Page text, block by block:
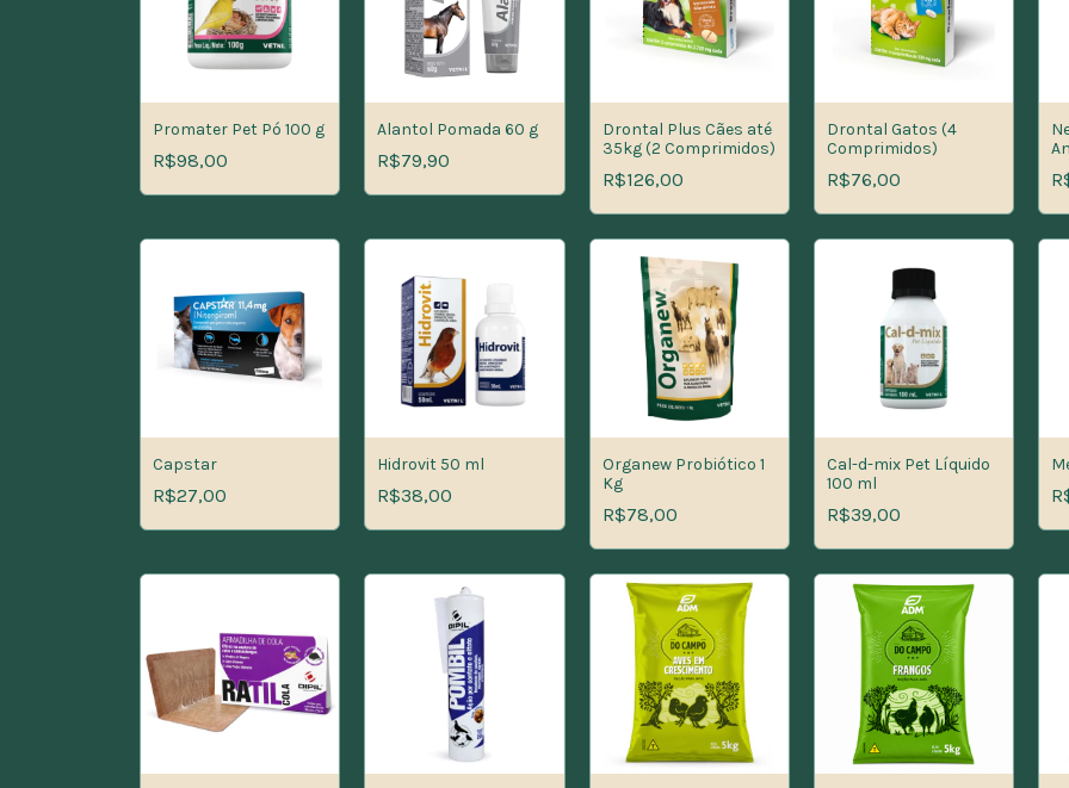
Promater Pet Pó 100 g
R$98,00
Alantol Pomada 60 g
R$79,90
Drontal Plus Cães até
35kg (2 Comprimidos)
R$126,00
Drontal Gatos (4
Comprimidos)
R$76,00
Capstar
R$27,00
Hidrovit 50 ml
R$38,00
Organew Probiótico 1
Kg
R$78,00
Cal-d-mix Pet Líquido
100 ml
R$39,00